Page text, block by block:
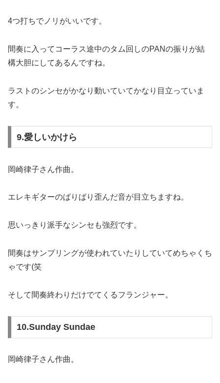
4つ打ちでノリがいいです。
間奏に入ってコーラス途中のタム回しのPANの振りが結
構大胆にしてあるんですね。
ラストのシンセがかなり動いていてかなり目立っていま
す。
9.愛しいかけら
岡崎律子さん作曲。
エレキギターのばりばり歪んだ音が目立ちますね。
思いっきり派手なシンセも強烈です。
間奏はサンプリングが使われていたりしていてめちゃくち
ゃです(笑
そして間奏終わりだけでてくるフランジャー。
10.Sunday Sundae
岡崎律子さん作曲。